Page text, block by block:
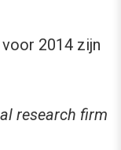
2014 zijn
research firm